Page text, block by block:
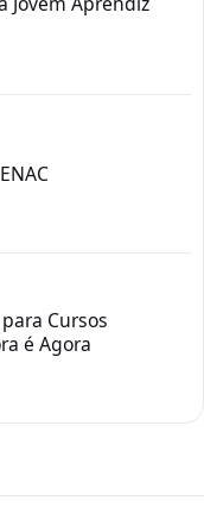
Cursos
é Agora